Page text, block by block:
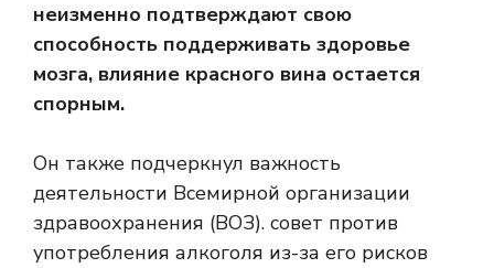
неизменно подтверждают свою
способность поддерживать здоровье
мозга, влияние красного вина остается
спорным.
Он также подчеркнул важность
деятельности Всемирной организации
здравоохранения (ВОЗ). совет против
употребления алкоголя из-за его рисков